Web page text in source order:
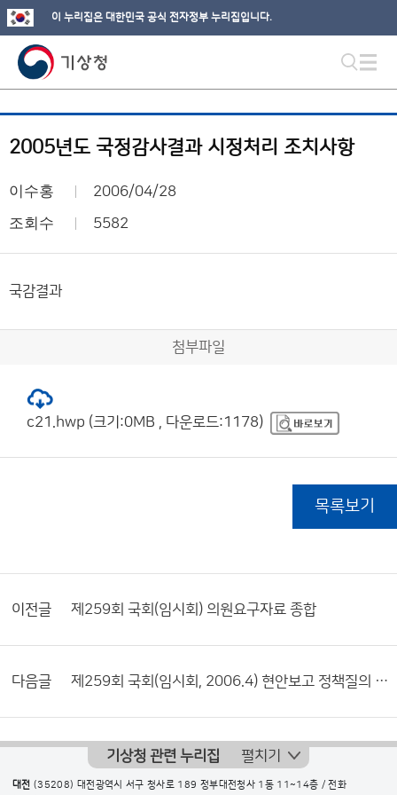
이 누리집은 대한민국 공식 전자정부 누리집입니다.
2005년도 국정감사결과 시정처리 조치사항
이수홍 2006/04/28
조회수 5582
국감결과
첨부파일
c21.hwp (크기:0MB , 다운로드:1178)
목록보기
이전글 제259회 국회(임시회) 의원요구자료 종합
다음글 제259회 국회(임시회, 2006.4) 현안보고 정책질의 답변
기상청 관련 누리집 펼치기
대전 (35208) 대전광역시 서구 청사로 189 정부대전청사 1동 11~14층 / 전화